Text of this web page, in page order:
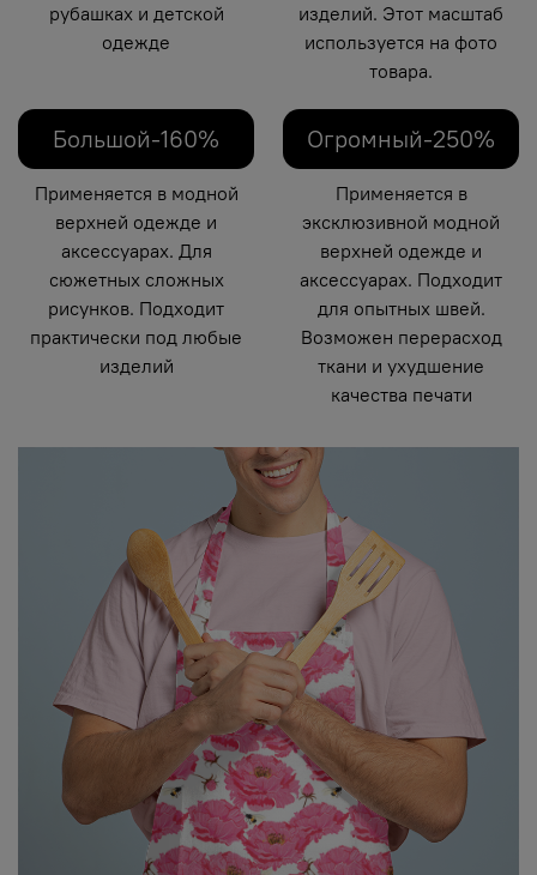
рубашках и детской
одежде
изделий. Этот масштаб
используется на фото
товара.
Большой-160%
Применяется в модной
верхней одежде и
аксессуарах. Для
сюжетных сложных
рисунков. Подходит
практически под любые
изделий
Огромный-250%
Применяется в
эксклюзивной модной
верхней одежде и
аксессуарах. Подходит
для опытных швей.
Возможен перерасход
ткани и ухудшение
качества печати